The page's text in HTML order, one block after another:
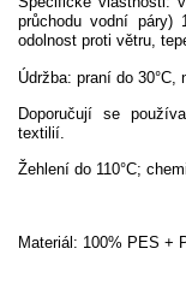
průchodu vodní páry)
odolnost proti větru,
Údržba: praní do
Doporučují se
textilií.
Žehlení do 110°C;
Materiál: 100% PES +